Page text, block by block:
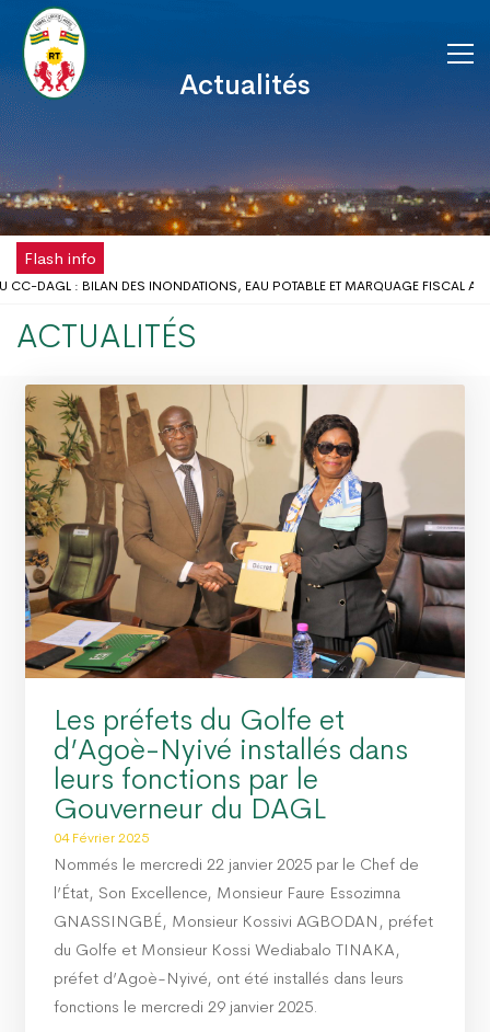
Actualités
Flash info
DAGL : BILAN DES INONDATIONS, EAU POTABLE ET MARQUAGE FISCAL AU
DÉSORMAIS D'UNE ANTENNE RÉGIONALE DE LA CHAMBRE DE
D’INONDATIONS DANS LE GRAND LOMÉ : L’ENTRÉE EN SCÈNE DU
DU DISTRICT AUTONOME DU GRAND LOMÉ A TENU SA 2ÈME RÉUNION
D’INONDATION DANS LE GRAND LOMÉ : VERS UNE SYNERGIE D’ACTIONS
DAGL A PRIS PART AU LANCEMENT DE LA CAMPAGNE DE VACCINATION
PROPRE » : LE DAGL SUPPRIME UN DÉPOTOIR SAUVAGE DANS LA COMMUNE
PEUL III : DES ÉQUIPEMENTS SPORTIFS OFFERTS AUX COMMUNES DU GOLFE
ACTUALITÉS
Les préfets du Golfe et
d’Agoè-Nyivé installés dans
leurs fonctions par le
Gouverneur du DAGL
04 Février 2025
Nommés le mercredi 22 janvier 2025 par le Chef de
l’État, Son Excellence, Monsieur Faure Essozimna
GNASSINGBÉ, Monsieur Kossivi AGBODAN, préfet
du Golfe et Monsieur Kossi Wediabalo TINAKA,
préfet d’Agoè-Nyivé, ont été installés dans leurs
fonctions le mercredi 29 janvier 2025.